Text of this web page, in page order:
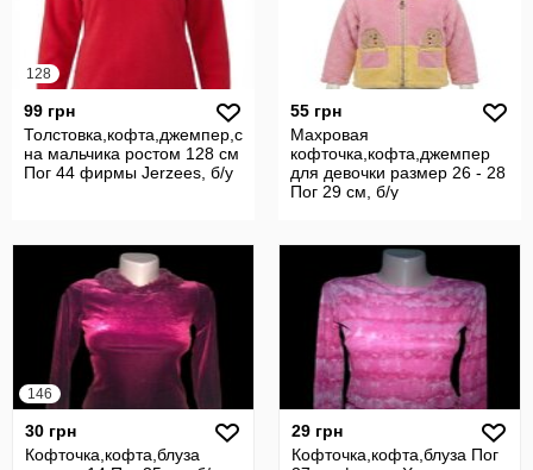
128
99 грн
Толстовка,кофта,джемпер,свитер,гольф
на мальчика ростом 128 см на 7-8 лет
Пог 44 фирмы Jerzees, б/у
55 грн
Махровая
кофточка,кофта,джемпер
для девочки размер 26 - 28
Пог 29 см, б/у
146
30 грн
Кофточка,кофта,блуза
29 грн
Кофточка,кофта,блуза Пог